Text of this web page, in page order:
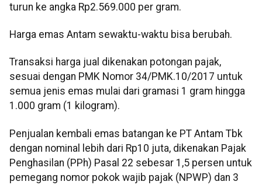
turun ke angka Rp2.569.000 per gram.
Harga emas Antam sewaktu-waktu bisa berubah.
Transaksi harga jual dikenakan potongan pajak,
sesuai dengan PMK Nomor 34/PMK.10/2017 untuk
semua jenis emas mulai dari gramasi 1 gram hingga
1.000 gram (1 kilogram).
Penjualan kembali emas batangan ke PT Antam Tbk
dengan nominal lebih dari Rp10 juta, dikenakan Pajak
Penghasilan (PPh) Pasal 22 sebesar 1,5 persen untuk
pemegang nomor pokok wajib pajak (NPWP) dan 3